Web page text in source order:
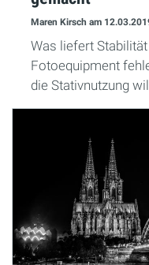
Maren Kirsch am
Was liefert
Fotoequipment
die Stativnutzung